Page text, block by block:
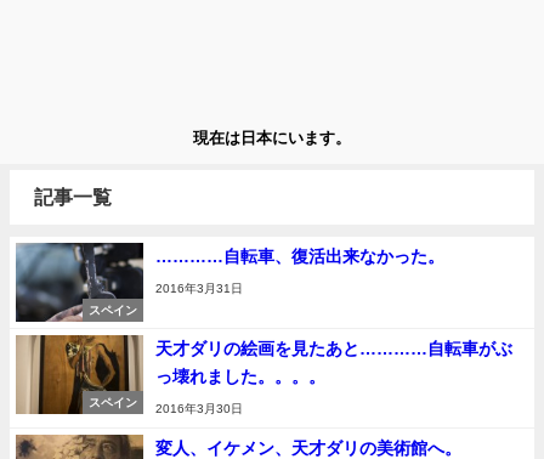
現在は日本にいます。
記事一覧
スペイン
…………自転車、復活出来なかった。
2016年3月31日
スペイン
天才ダリの絵画を見たあと…………自転車がぶ
っ壊れました。。。。
2016年3月30日
変人、イケメン、天才ダリの美術館へ。